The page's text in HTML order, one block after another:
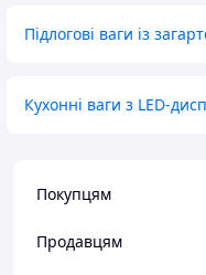
Підлогові ваги із
Кухонні ваги з LED-
Покупцям
Продавцям